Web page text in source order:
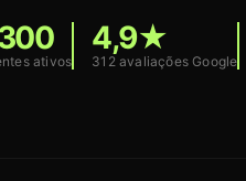
ativos
4,9★
312 avaliações Google